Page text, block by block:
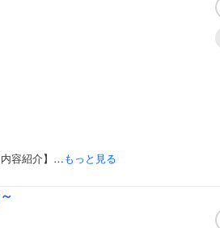
内容紹介】…もっと見る